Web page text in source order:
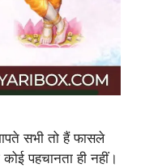
सभी तो हैं फासले
पहचानता ही नहीं।